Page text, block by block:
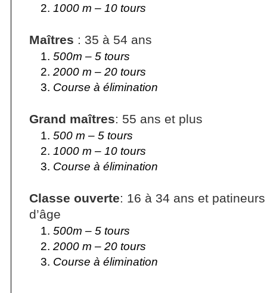
1000 m – 10 tours
Maîtres : 35 à 54 ans
500m – 5 tours
2000 m – 20 tours
Course à élimination
Grand maîtres: 55 ans et plus
500 m – 5 tours
1000 m – 10 tours
Course à élimination
Classe ouverte: 16 à 34 ans et
d’âge
500m – 5 tours
2000 m – 20 tours
Course à élimination